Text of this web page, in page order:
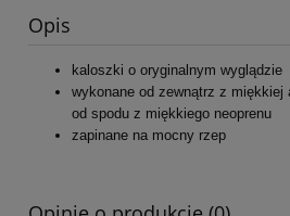
Opis
kaloszki o oryginalnym wyglądzie
wykonane od zewnątrz z miękkiej
od spodu z miękkiego neoprenu
zapinane na mocny rzep